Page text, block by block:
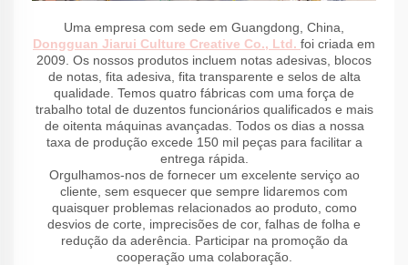
Uma empresa com sede em Guangdong, China,
Dongguan Jiarui Culture Creative Co., Ltd. foi criada em
2009. Os nossos produtos incluem notas adesivas, blocos
de notas, fita adesiva, fita transparente e selos de alta
qualidade. Temos quatro fábricas com uma força de
trabalho total de duzentos funcionários qualificados e mais
de oitenta máquinas avançadas. Todos os dias a nossa
taxa de produção excede 150 mil peças para facilitar a
entrega rápida.
Orgulhamos-nos de fornecer um excelente serviço ao
cliente, sem esquecer que sempre lidaremos com
quaisquer problemas relacionados ao produto, como
desvios de corte, imprecisões de cor, falhas de folha e
redução da aderência. Participar na promoção da
cooperação uma colaboração.